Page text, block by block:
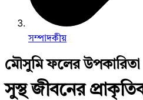
সম্পাদকীয়
মৌসুমি ফলের উপকারিতা
সুস্থ জীবনের